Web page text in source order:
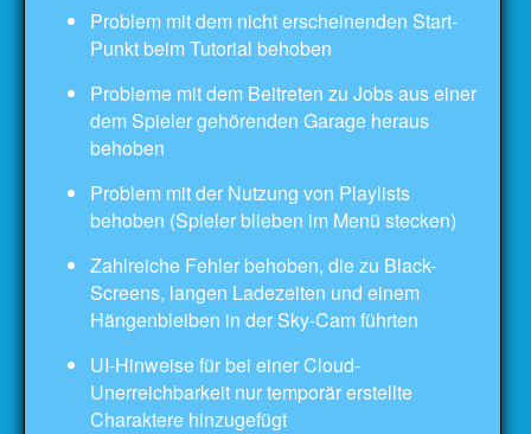
Problem mit dem nicht erscheinenden Start-
Punkt beim Tutorial behoben
Probleme mit dem Beitreten zu Jobs aus einer
dem Spieler gehörenden Garage heraus
behoben
Problem mit der Nutzung von Playlists
behoben (Spieler blieben im Menü stecken)
Zahlreiche Fehler behoben, die zu Black-
Screens, langen Ladezeiten und einem
Hängenbleiben in der Sky-Cam führten
UI-Hinweise für bei einer Cloud-
Unerreichbarkeit nur temporär erstellte
Charaktere hinzugefügt